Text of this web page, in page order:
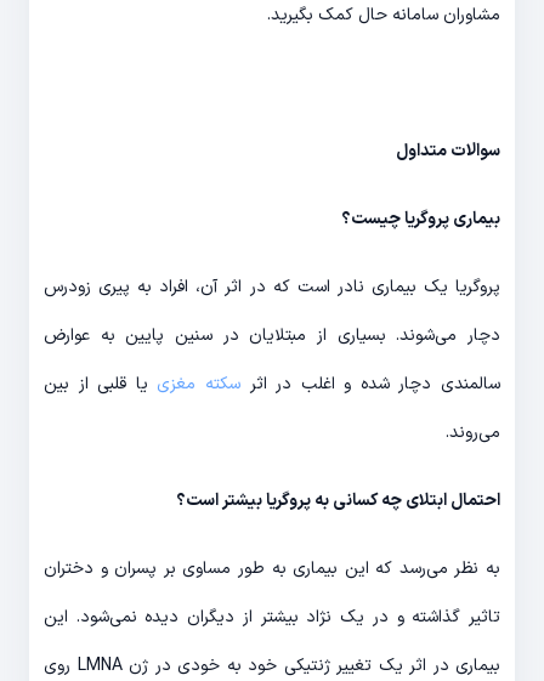
مشاوران سامانه حال کمک بگیرید.
سوالات متداول
بیماری پروگریا چیست؟
پروگریا یک بیماری نادر است که در اثر آن، افراد به پیری زودرس
دچار می‌شوند. بسیاری از مبتلایان در سنین پایین به عوارض
سالمندی دچار شده و اغلب در اثرسکته مغزی یا قلبی از بین
می‌روند.
احتمال ابتلای چه کسانی به پروگریا بیشتر است؟
به نظر می‌رسد که این بیماری به طور مساوی بر پسران و دختران
تاثیر گذاشته و در یک نژاد بیشتر از دیگران دیده نمی‌شود. این
بیماری در اثر یک تغییر ژنتیکی خود به خودی در ژن LMNA روی